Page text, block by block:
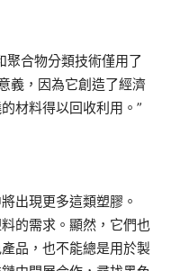
聚合物分類技術僅用了
義，因為它創造了經濟
材料得以回收利用。”
出現更多這類塑膠。
的需求。顯然，它們也
品，也不能總是用於製